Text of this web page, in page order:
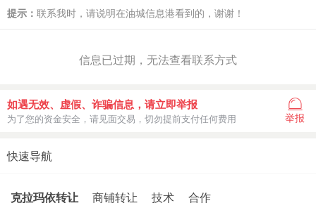
提示： 联系我时，请说明在油城信息港看到的，谢谢！
信息已过期，无法查看联系方式
如遇无效、虚假、诈骗信息，请立即举报
为了您的资金安全，请见面交易，切勿提前支付任何费用 举报
快速导航
克拉玛依转让 商铺转让 技术 合作